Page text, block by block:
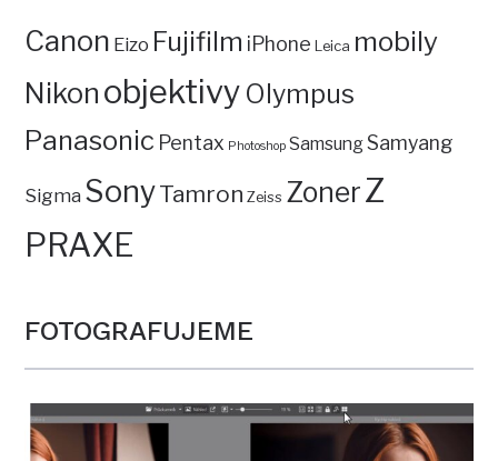
Canon Eizo Fujifilm iPhone Leica mobily
Nikon objektivy Olympus
Panasonic Pentax Photoshop SamsungSamyang
Sigma SonyTamron Zeiss ZonerZ
PRAXE
FOTOGRAFUJEME